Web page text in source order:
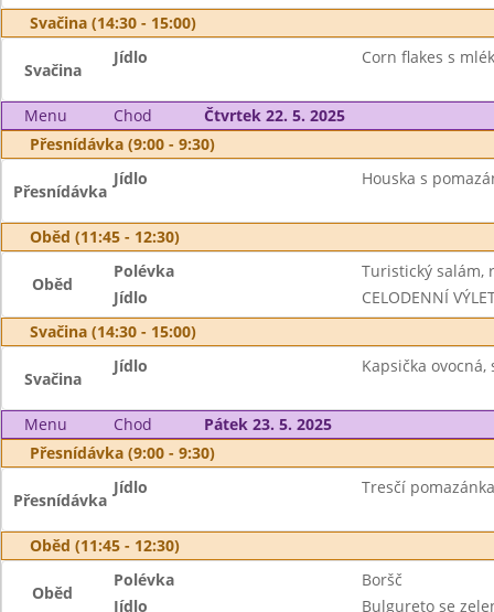
Svačina (14:30 - 15:00)
Svačina
Jídlo Corn flakes s
Menu Chod
Čtvrtek 22. 5. 2025
Přesnídávka (9:00 - 9:30)
Přesnídávka
Jídlo Houska s
Oběd (11:45 - 12:30)
Oběd
Polévka
Turistický salám,
Jídlo
CELODENNÍ
Svačina (14:30 - 15:00)
Svačina
Jídlo Kapsička
Menu Chod
Pátek 23. 5. 2025
Přesnídávka (9:00 - 9:30)
Přesnídávka
Jídlo Tresčí
Oběd (11:45 - 12:30)
Oběd
Polévka
Boršč
Jídlo
Bulgureto se